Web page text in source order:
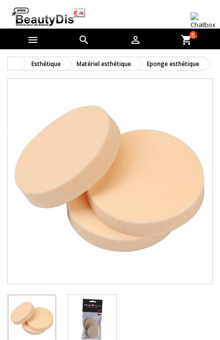
   shopping_cart0
Esthétique Matériel esthétique Eponge esthétique